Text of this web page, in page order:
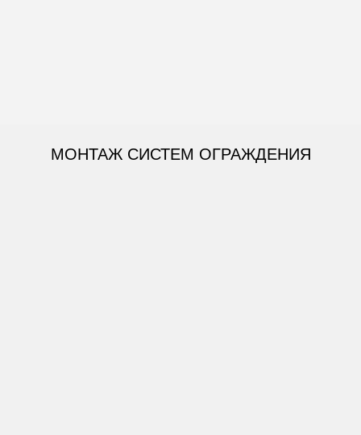
МОНТАЖ СИСТЕМ ОГРАЖДЕНИЯ